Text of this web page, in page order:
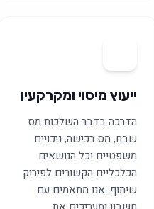
ייעוץ מיסוי ומקרקעין
הדרכה בדבר השלכות מס
שבח, מס רכישה, ניכויים
משפטיים וכל הנושאים
הכלכליים הקשורים לפירוק
שיתוף. אנו מתאמים עם